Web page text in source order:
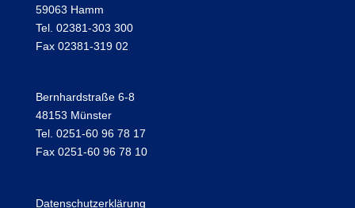
59063 Hamm
Tel. 02381-303 300
Fax 02381-319 02
Bernhardstraße 6-8
48153 Münster
Tel. 0251-60 96 78 17
Fax 0251-60 96 78 10
Datenschutzerklärung